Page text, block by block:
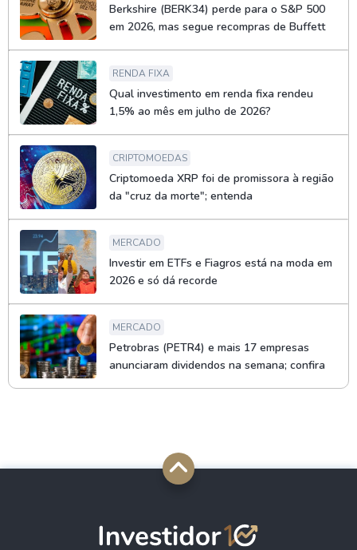
Berkshire (BERK34) perde para o S&P 500
em 2026, mas segue recompras de Buffett
RENDA FIXA
Qual investimento em renda fixa rendeu
1,5% ao mês em julho de 2026?
CRIPTOMOEDAS
Criptomoeda XRP foi de promissora à região
da "cruz da morte"; entenda
MERCADO
Investir em ETFs e Fiagros está na moda em
2026 e só dá recorde
MERCADO
Petrobras (PETR4) e mais 17 empresas
anunciaram dividendos na semana; confira